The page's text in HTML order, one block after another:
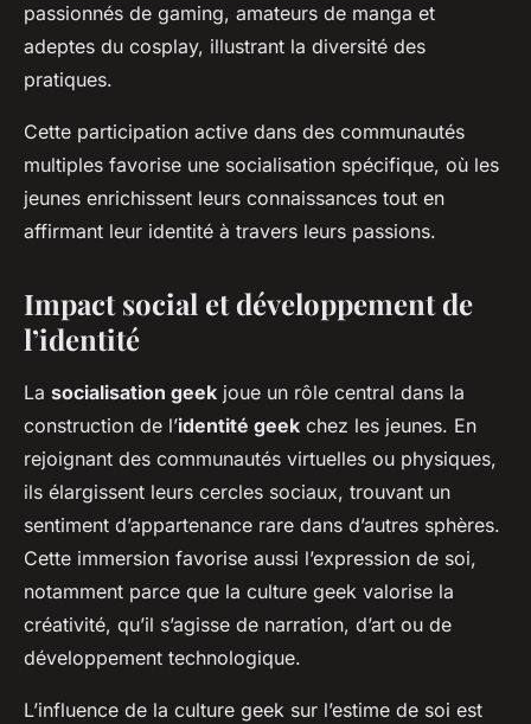
passionnés de gaming, amateurs de manga et
adeptes du cosplay, illustrant la diversité des
pratiques.
Cette participation active dans des communautés
multiples favorise une socialisation spécifique, où les
jeunes enrichissent leurs connaissances tout en
affirmant leur identité à travers leurs passions.
Impact social et développement de
l’identité
La socialisation geek joue un rôle central dans la
construction de l’identité geek chez les jeunes. En
rejoignant des communautés virtuelles ou physiques,
ils élargissent leurs cercles sociaux, trouvant un
sentiment d’appartenance rare dans d’autres sphères.
Cette immersion favorise aussi l’expression de soi,
notamment parce que la culture geek valorise la
créativité, qu’il s’agisse de narration, d’art ou de
développement technologique.
L’influence de la culture geek sur l’estime de soi est